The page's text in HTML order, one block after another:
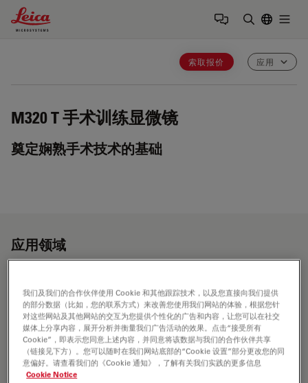
Leica Microsystems Logo
索取报价 应用
M320 T手术训练显微镜
奠定娴熟手术技术的基础
应用领域
神经外科手术显微镜
我们的神经外科手术显微镜采用前沿的技术，可提供可靠的可
视化性能，包括内置荧光滤镜和创新的 GLOW 800 增强现实
荧光。
我们及我们的合作伙伴使用 Cookie 和其他跟踪技术，以及您直接向我们提供
的部分数据（比如，您的联系方式）来改善您使用我们网站的体验，根据您针
对这些网站及其他网站的交互为您提供个性化的广告和内容，让您可以在社交
媒体上分享内容，展开分析并衡量我们广告活动的效果。点击“接受所有
Cookie”，即表示您同意上述内容，并同意将该数据与我们的合作伙伴共享
（链接见下方）。您可以随时在我们网站底部的“Cookie 设置”部分更改您的同
意偏好。请查看我们的《Cookie 通知》，了解有关我们实践的更多信息
Cookie Notice